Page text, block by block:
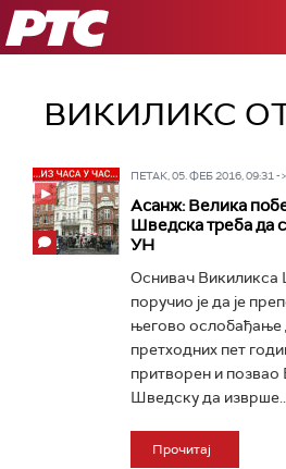
РТС
ВИКИЛИКС
ПЕТАК, 05. ФЕБ 2016, 09:31 -
Асанж: Велика
Шведска треба да
УН
Оснивач Викиликса
поручио је да је
његово ослобађање
претходних пет
притворен и позвао
Шведску да
Прочитај